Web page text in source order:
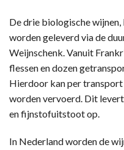
De drie biologische
worden geleverd via de
Weijnschenk. Vanuit
flessen en dozen
Hierdoor kan per
worden vervoerd. Dit
en fijnstofuitstoot op.
In Nederland worden de